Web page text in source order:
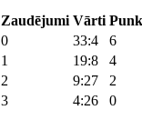
Zaudējumi Vārti
0 33:4
6
1 19:8
4
2 9:27
2
3 4:26 0